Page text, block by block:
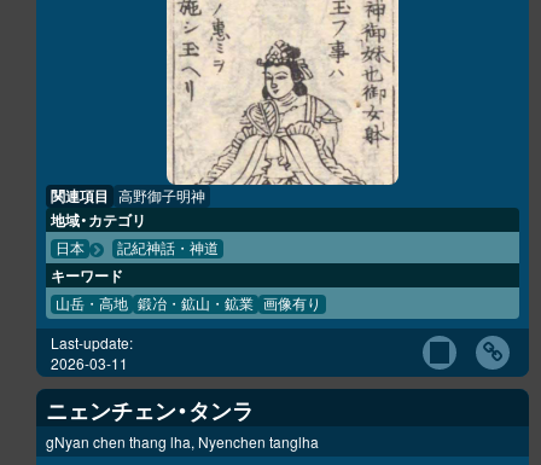
関連項目 高野御子明神
地域・カテゴリ
日本 記紀神話・神道
キーワード
山岳・高地 鍛冶・鉱山・鉱業 画像有り
Last-update:
2026-03-11
ニェンチェン・タンラ
gNyan chen thang lha, Nyenchen tanglha